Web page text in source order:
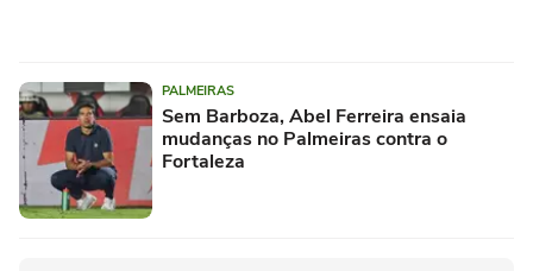
PALMEIRAS
Sem Barboza, Abel Ferreira ensaia
mudanças no Palmeiras contra o
Fortaleza